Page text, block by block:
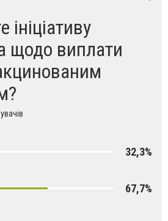
ініціативу
щодо виплати
32,3%
67,7%